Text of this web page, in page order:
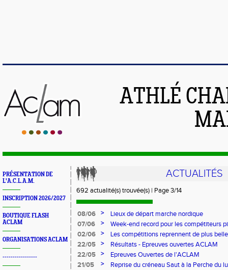
ATHLÉ
PRÉSENTATION DE
L'A.C.L.A.M.
INSCRIPTION 2026/2027
BOUTIQUE FLASH
ACLAM
ORGANISATIONS ACLAM
-----------------
ACTUALITÉS
692 actualité(s) trouvée(s) | Page 3/14
08/06 >
Lieux de départ marche nordique
07/06
>
Week-end record pour les compétiteurs
02/06
>
Les compétitions reprennent de plus
22/05
>
Résultats - Epreuves ouvertes ACLAM
22/05
>
Epreuves Ouvertes de l'ACLAM
21/05
>
Reprise du créneau Saut à la Perche du